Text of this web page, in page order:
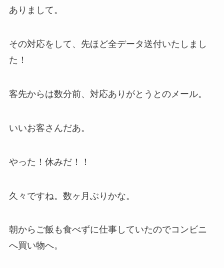
ありまして。
その対応をして、先ほど全データ送付いたしまし
た！
客先からは数分前、対応ありがとうとのメール。
いいお客さんだあ。
やった！休みだ！！
久々ですね。数ヶ月ぶりかな。
朝からご飯も食べずに仕事していたのでコンビニ
へ買い物へ。